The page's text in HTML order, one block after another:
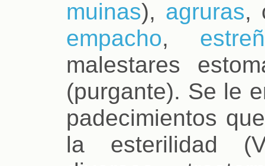
muinas), agruras,
empacho,
malestares
(purgante). Se le
padecimientos
la esterilidad